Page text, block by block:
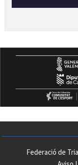
Federació de